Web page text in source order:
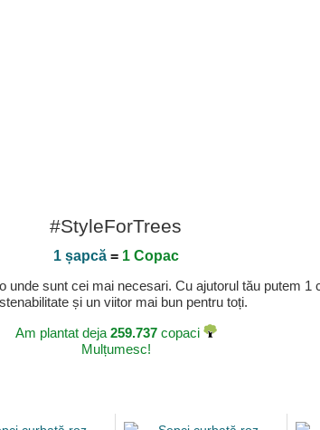
#StyleForTrees
1 șapcă= 1 Copac
unde sunt cei mai necesari. Cu ajutorul tău putem
și un viitor mai bun pentru toți.
Am plantat deja 259.737copaci
Mulțumesc!